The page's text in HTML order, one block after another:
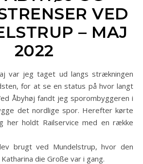
VED
– MAJ
2022
for at se en status på hvor langt
Åbyhøj fandt jeg sporombyggeren i
det nordlige spor. Herefter kørte
her holdt Railservice med en række
brugt ved Mundelstrup, hvor den
die Große var i gang.